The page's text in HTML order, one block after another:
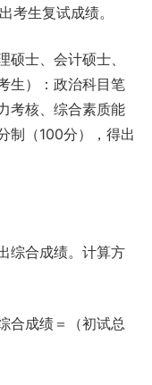
考生复试成绩。
士、会计硕士、
生）：政治科目笔
考核、综合素质能
制（100分），得出
综合成绩。计算方
合成绩＝（初试总